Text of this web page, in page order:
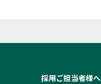
採用ご担当者様へ